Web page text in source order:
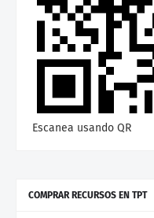
Escanea usando QR
COMPRAR RECURSOS EN TPT